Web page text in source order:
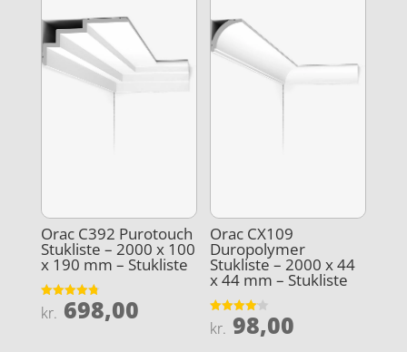
Orac C392 Purotouch
Stukliste – 2000 x 100
x 190 mm – Stukliste
Vurderet
4.8
kr. 698,00
Orac CX109
Duropolymer
Stukliste – 2000 x 44
x 44 mm – Stukliste
Vurderet
4.1
kr. 98,00